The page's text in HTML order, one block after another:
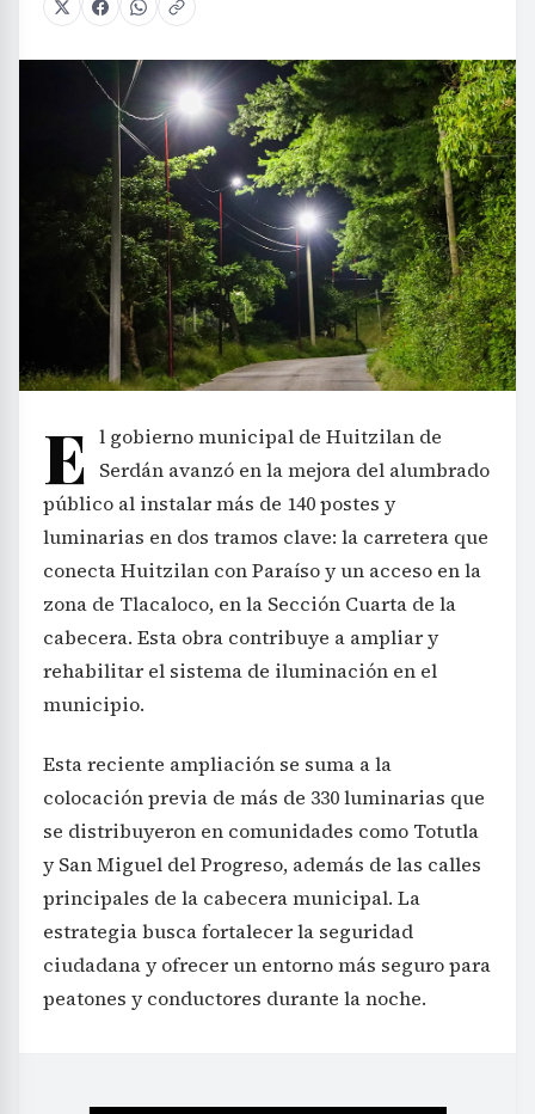
E l gobierno municipal de Huitzilan de
Serdán avanzó en la mejora del alumbrado
público al instalar más de 140 postes y
luminarias en dos tramos clave: la carretera que
conecta Huitzilan con Paraíso y un acceso en la
zona de Tlacaloco, en la Sección Cuarta de la
cabecera. Esta obra contribuye a ampliar y
rehabilitar el sistema de iluminación en el
municipio.
Esta reciente ampliación se suma a la
colocación previa de más de 330 luminarias que
se distribuyeron en comunidades como Totutla
y San Miguel del Progreso, además de las calles
principales de la cabecera municipal. La
estrategia busca fortalecer la seguridad
ciudadana y ofrecer un entorno más seguro para
peatones y conductores durante la noche.